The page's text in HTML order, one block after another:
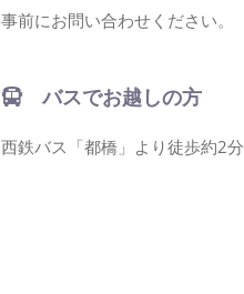
事前にお問い合わせください。
バスでお越しの方
西鉄バス「都橋」より徒歩約2分